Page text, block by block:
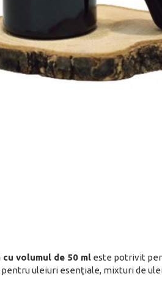
volumul de 50 ml este potrivit
uleiuri esenţiale, mixturi de